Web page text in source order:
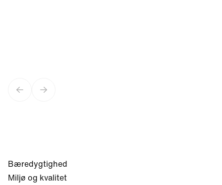
Previous slide
Next slide
Bæredygtighed
Miljø og kvalitet